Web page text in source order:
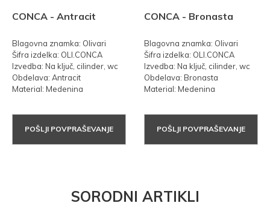
CONCA - Antracit
Blagovna znamka: Olivari
Šifra izdelka: OLI.CONCA
Izvedba: Na ključ, cilinder, wc
Obdelava: Antracit
Material: Medenina
POŠLJI POVPRAŠEVANJE
CONCA - Bronasta
Blagovna znamka: Olivari
Šifra izdelka: OLI.CONCA
Izvedba: Na ključ, cilinder, wc
Obdelava: Bronasta
Material: Medenina
POŠLJI POVPRAŠEVANJE
SORODNI ARTIKLI